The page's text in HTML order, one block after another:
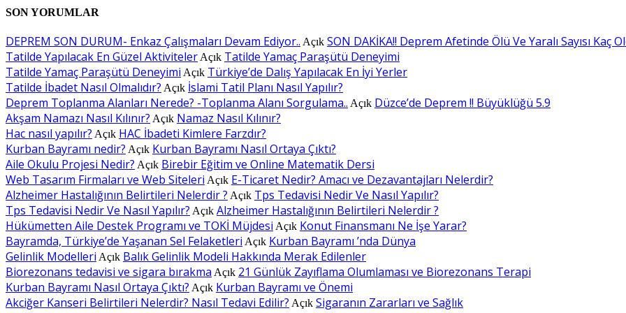
SON YORUMLAR
DEPREM SON DURUM- Enkaz Çalışmaları Devam Ediyor.. Açık SON DAKİKA!! Deprem Afetinde Ölü Ve Yaralı Sayısı Kaç
Tatilde Yapılacak En Güzel Aktiviteler Açık Tatilde Yamaç Paraşütü Deneyimi
Tatilde Yamaç Paraşütü Deneyimi Açık Türkiye’de Dalış Yapılacak En İyi Yerler
Tatilde İbadet Nasıl Olmalıdır? Açık İslami Tatil Planı Nasıl Yapılır?
Deprem Toplanma Alanları Nerede? -Toplanma Alanı Sorgulama.. Açık Düzce’de Deprem !! Büyüklüğü 5.9
Akşam Namazı Nasıl Kılınır? Açık Namaz Nasıl Kılınır?
Hac nasıl yapılır? Açık HAC İbadeti Kimlere Farzdır?
Kurban Bayramı nedir? Açık Kurban Bayramı Nasıl Ortaya Çıktı?
Aile Okulu Projesi Nedir? Açık Birebir Eğitim ve Online Matematik Dersi
Web Tasarım Firmaları ve Web Siteleri Açık E-Ticaret Nedir? Amacı ve Dezavantajları Nelerdir?
Alzheimer Hastalığının Belirtileri Nelerdir ? Açık Tps Tedavisi Nedir Ve Nasıl Yapılır?
Tps Tedavisi Nedir Ve Nasıl Yapılır? Açık Alzheimer Hastalığının Belirtileri Nelerdir ?
Hükümetten Aile Destek Programı ve TOKİ Müjdesi Açık Konut Finansmanı Ne İşe Yarar?
Bayramda, Türkiye’de Yaşanan Sel Felaketleri Açık Kurban Bayramı ’nda Dünya
Gelinlik Modelleri Açık Balık Gelinlik Modeli Hakkında Merak Edilenler
Biorezonans tedavisi ve sigara bırakma Açık 21 Günlük Zayıflama Olumlaması ve Biorezonans Terapi
Kurban Bayramı Nasıl Ortaya Çıktı? Açık Kurban Bayramı ve Önemi
Akciğer Kanseri Belirtileri Nelerdir? Nasıl Tedavi Edilir? Açık Sigaranın Zararları ve Sağlık